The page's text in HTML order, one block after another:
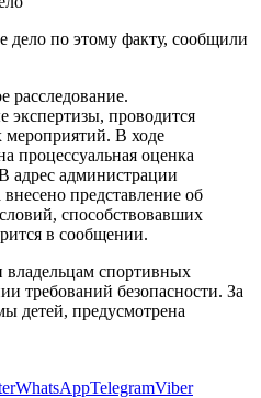
дело по этому факту, сообщили
расследование.
экспертизы, проводится
мероприятий. В ходе
процессуальная оценка
адрес администрации
представление об
способствовавших
в сообщении.
спортивных
требований безопасности. За
детей, предусмотрена
WhatsAppTelegramViber